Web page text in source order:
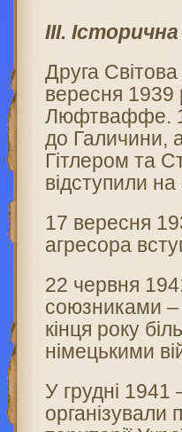
ІІІ.
Друга
вересня 1939
Люфтваффе.
до Галичини,
Гітлером та
відступили на
17 вересня
агресора
22 червня
союзниками –
кінця року
німецькими
У грудні 1941